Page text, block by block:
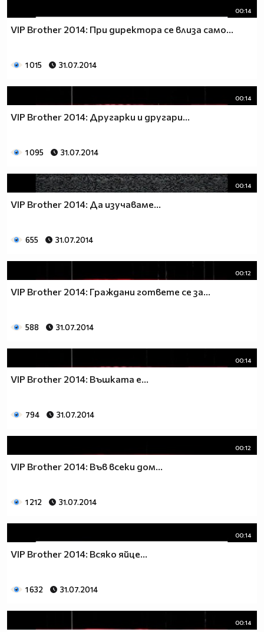
00:14
VIP Brother 2014: При директора се влиза само...
1 015 31.07.2014
00:14
VIP Brother 2014: Другарки и другари...
1 095 31.07.2014
00:14
VIP Brother 2014: Да изучаваме...
655 31.07.2014
00:12
VIP Brother 2014: Граждани гответе се за...
588 31.07.2014
00:14
VIP Brother 2014: Въшката е...
794 31.07.2014
00:12
VIP Brother 2014: Във всеки дом...
1 212 31.07.2014
00:14
VIP Brother 2014: Всяко яйце...
1 632 31.07.2014
00:14